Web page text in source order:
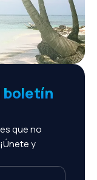
boletín
que no
y